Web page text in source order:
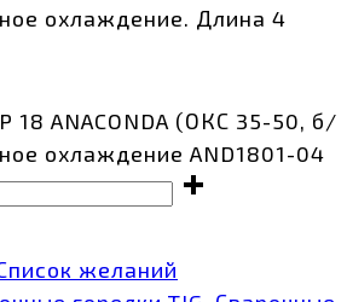
охлаждение. Длина 4
18 ANACONDA (ОКС 35-50, б/
охлаждение AND1801-04
желаний